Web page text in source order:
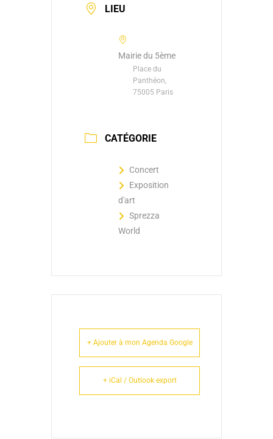
LIEU
Mairie du 5ème
Place du
Panthéon,
75005 Paris
CATÉGORIE
Concert
Exposition
d'art
Sprezza
World
+ Ajouter à mon Agenda Google
+ iCal / Outlook export